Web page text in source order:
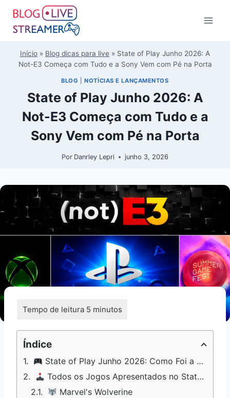
Início » Blog dicas para live » State of Play Junho 2026: A
Not-E3 Começa com Tudo e a Sony Vem com Pé na Porta
BLOG |NOTÍCIAS E LANÇAMENTOS
State of Play Junho 2026: A
Not-E3 Começa com Tudo e a
Sony Vem com Pé na Porta
Por Danrley Lepri junho 3, 2026
Índice
State of Play Junho 2026: Como Foi a Showcase
Todos os Jogos Apresentados no State of Play Junho 2026
Marvel's Wolverine